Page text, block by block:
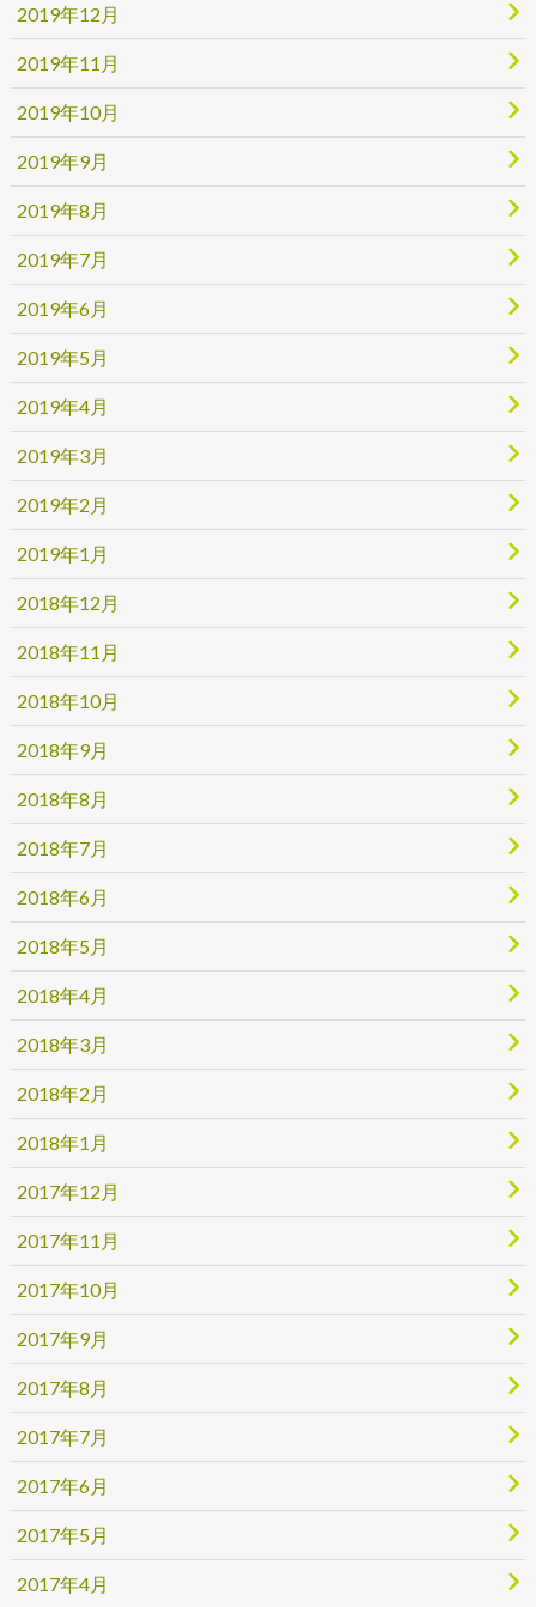
2019年12月
2019年11月
2019年10月
2019年9月
2019年8月
2019年7月
2019年6月
2019年5月
2019年4月
2019年3月
2019年2月
2019年1月
2018年12月
2018年11月
2018年10月
2018年9月
2018年8月
2018年7月
2018年6月
2018年5月
2018年4月
2018年3月
2018年2月
2018年1月
2017年12月
2017年11月
2017年10月
2017年9月
2017年8月
2017年7月
2017年6月
2017年5月
2017年4月